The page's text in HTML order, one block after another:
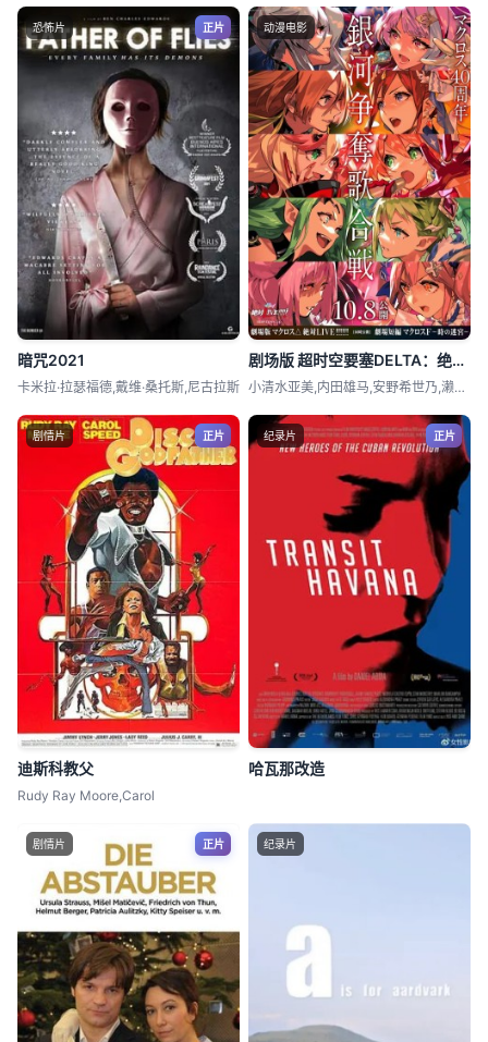
恐怖片 正片
暗咒2021
卡米拉·拉瑟福德,戴维·桑托斯,尼古拉斯
动漫电影
剧场版 超时空要塞DELTA：绝对LIVE
小清水亚美,内田雄马,安野希世乃,濑户麻
剧情片 正片
迪斯科教父
Rudy Ray Moore,Carol
纪录片 正片
哈瓦那改造
剧情片 正片 纪录片